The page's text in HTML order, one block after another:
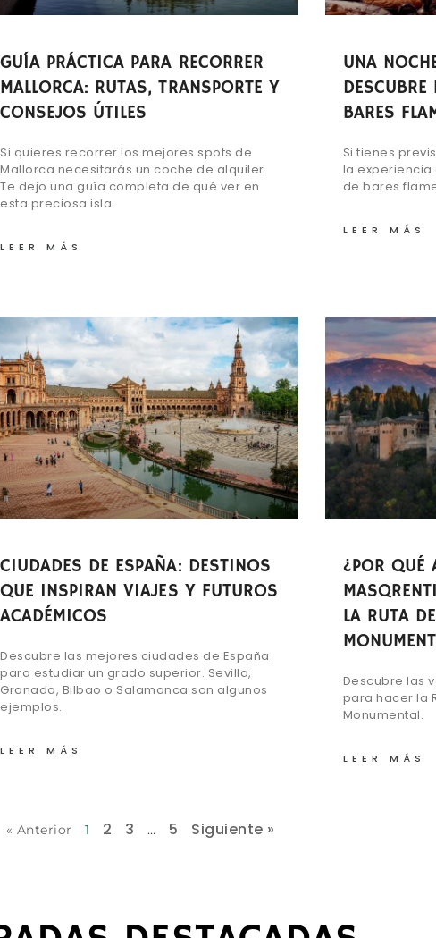
GUÍA PRÁCTICA PARA RECORRER
MALLORCA: RUTAS, TRANSPORTE Y
CONSEJOS ÚTILES
Si quieres recorrer los mejores spots de
Mallorca necesitarás un coche de alquiler.
Te dejo una guía completa de qué ver en
esta preciosa isla.
LEER MÁS
UNA
BARES
Si tienes
la experiencia
de bares
LEER MÁS
CIUDADES DE ESPAÑA: DESTINOS
QUE INSPIRAN VIAJES Y FUTUROS
ACADÉMICOS
Descubre las mejores ciudades de España
para estudiar un grado superior. Sevilla,
Granada, Bilbao o Salamanca son algunos
ejemplos.
LEER MÁS
¿POR QUÉ
LA RUTA
Descubre las
para hacer la
Monumental.
LEER MÁS
« Anterior 1 2 3 … 5 Siguiente »